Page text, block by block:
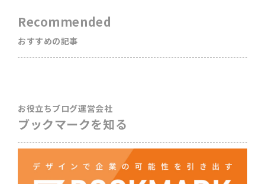
Recommended
おすすめの記事
お役立ちブログ運営会社
ブックマークを知る